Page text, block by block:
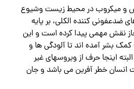
و میکروب در محیط زیست وشیوع
ضدعفونی کننده الکلی، بر پایه
نقش مهمی پیدا کرده است و این
بشر آمده اند تا آلودگی ها و
اینجا حرف از ویروسهای غیر
خطر آفرین می باشد و جان